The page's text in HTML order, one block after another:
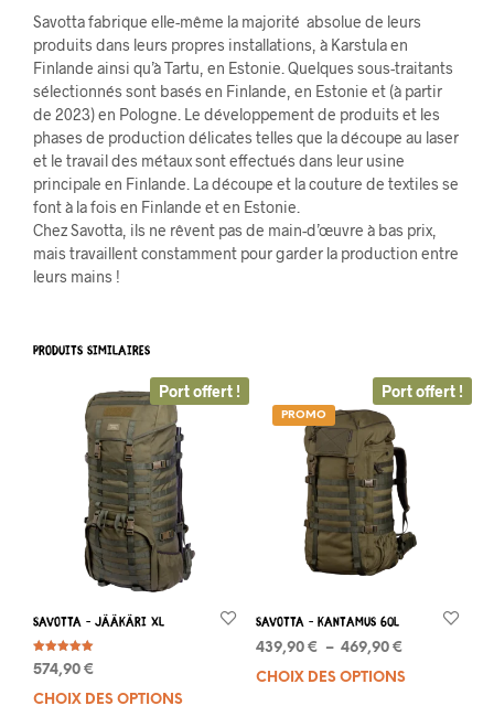
Savotta fabrique elle-même la majorité absolue de leurs
produits dans leurs propres installations, à Karstula en
Finlande ainsi qu’à Tartu, en Estonie. Quelques sous-traitants
sélectionnés sont basés en Finlande, en Estonie et (à partir
de 2023) en Pologne. Le développement de produits et les
phases de production délicates telles que la découpe au laser
et le travail des métaux sont effectués dans leur usine
principale en Finlande. La découpe et la couture de textiles se
font à la fois en Finlande et en Estonie.
Chez Savotta, ils ne rêvent pas de main-d’œuvre à bas prix,
mais travaillent constamment pour garder la production entre
leurs mains !
PRODUITS SIMILAIRES
Port offert !
Savotta – Jääkäri XL
Note
5.00
574,90 €
CHOIX DES OPTIONS
PROMO
Port offert !
Savotta – KANTAMUS 60L
439,90 € – 469,90 €Plage
de
CHOIX DES OPTIONS